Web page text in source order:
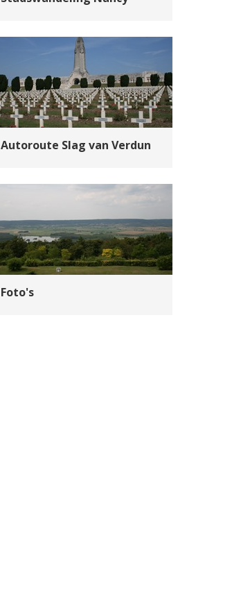
Autoroute Slag van Verdun
Foto's